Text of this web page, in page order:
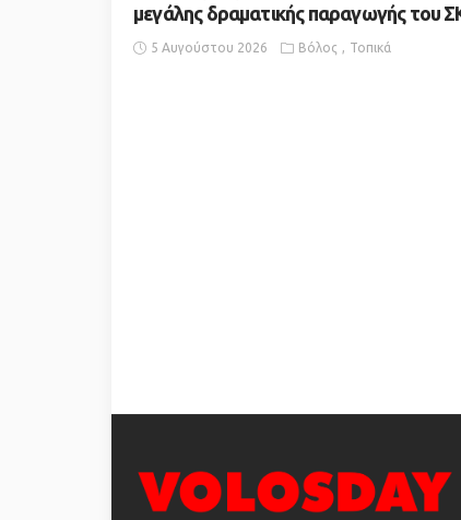
μεγάλης δραματικής παραγωγής του
5 Αυγούστου 2026 Βόλος Τοπικά